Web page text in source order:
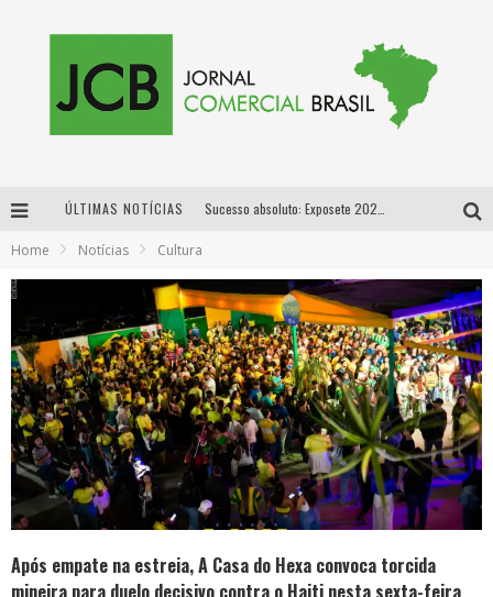
ÚLTIMAS NOTÍCIAS
Proibida anuncia retorno da Puro Malte Extra e consolida trajetória de democratização cervejeira no Brasil
Home Notícias Cultura
Após empate na estreia, A Casa do Hexa convoca torcida